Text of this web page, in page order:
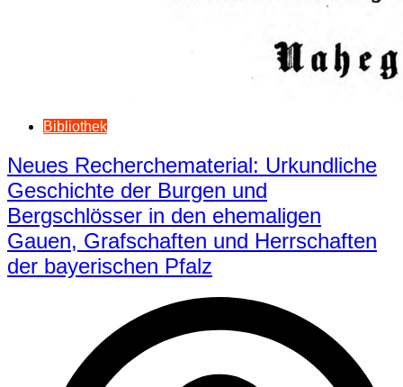
Bibliothek
Neues Recherchematerial: Urkundliche
Geschichte der Burgen und
Bergschlösser in den ehemaligen
Gauen, Grafschaften und Herrschaften
der bayerischen Pfalz